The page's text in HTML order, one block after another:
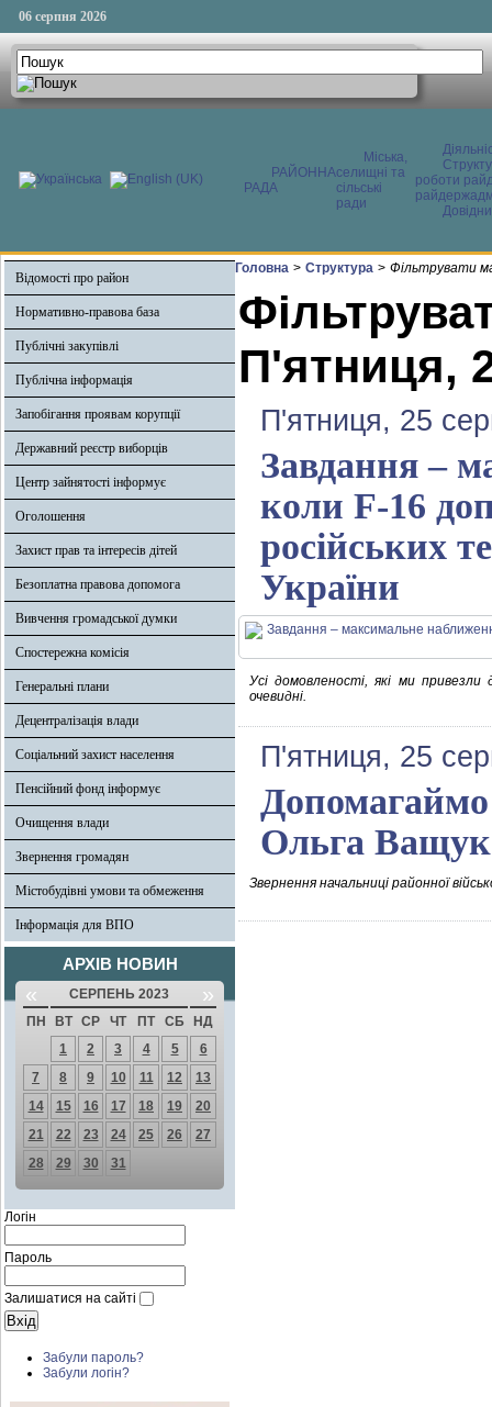
06 серпня 2026
РАЙОННА
РАДА
Міська,
селищні та
сільські
ради
роботи
Відомості про район
Нормативно-правова база
Публічні закупівлі
Публічна інформація
Запобігання проявам корупції
Державний реєстр виборців
Центр зайнятості інформує
Оголошення
Захист прав та інтересів дітей
Безоплатна правова допомога
Вивчення громадської думки
Спостережна комісія
Генеральні плани
Децентралізація влади
Соціальний захист населення
Пенсійний фонд інформує
Очищення влади
Звернення громадян
Містобудівні умови та обмеження
Інформація для ВПО
АРХІВ НОВИН
« СЕРПЕНЬ 2023 »
ПН ВТ СР ЧТ ПТ СБ
НД
1
2 3 4 5
6
7
8 9 10 11 12
13
14
15 16 17 18 19
20
21
22 23 24 25 26
27
28
29 30 31
Логін
Пароль
Залишатися на сайті
Забули пароль?
Забули логін?
Головна > Структура > Фільтрувати
П'ятниця,
П'ятниця, 25
Завдання –
коли F-16
російських
України
Усі домовленості, які ми
очевидні.
П'ятниця, 25
Ольга Ващук
Звернення начальниці районної